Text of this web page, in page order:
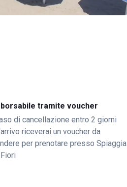
tramite voucher
di cancellazione entro 2 giorni
riceverai un voucher da
per prenotare presso Spiaggia